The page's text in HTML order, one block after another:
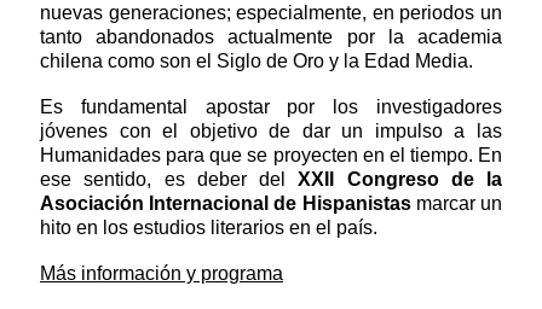
nuevas generaciones; especialmente, en periodos un
tanto abandonados actualmente por la academia
chilena como son el Siglo de Oro y la Edad Media.
Es fundamental apostar por los investigadores
jóvenes con el objetivo de dar un impulso a las
Humanidades para que se proyecten en el tiempo. En
ese sentido, es deber delXXII Congreso de la
Asociación Internacional de Hispanistasmarcar un
hito en los estudios literarios en el país.
Más información y programa